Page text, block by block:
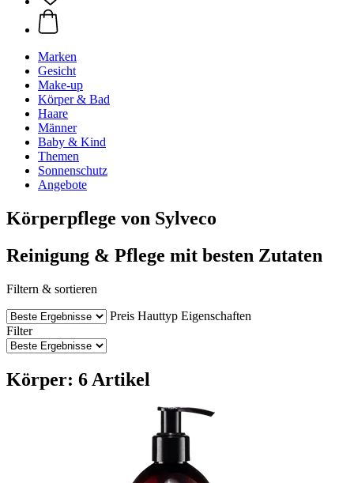
Marken
Gesicht
Make-up
Körper & Bad
Haare
Männer
Baby & Kind
Themen
Sonnenschutz
Angebote
Körperpflege von Sylveco
Reinigung & Pflege mit besten Zutaten
Filtern & sortieren
Preis Hauttyp Eigenschaften
Filter
Körper: 6 Artikel